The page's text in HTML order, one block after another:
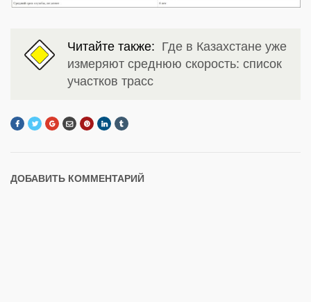
Читайте также: Где в Казахстане уже
измеряют среднюю скорость: список
участков трасс
ДОБАВИТЬ КОММЕНТАРИЙ